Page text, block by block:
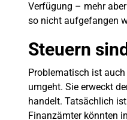
Verfügung – mehr
so nicht aufgefangen
Steuern
Problematisch ist
umgeht. Sie erweckt
handelt. Tatsächlich
Finanzämter könnten